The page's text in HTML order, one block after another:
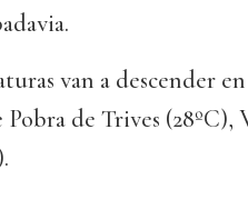
van a descender
Pobra de Trives (28ºC),